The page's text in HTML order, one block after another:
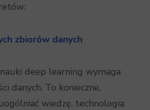
zbiorów danych
deep learning wymaga
danych. To konieczne,
wiedzę, technologia